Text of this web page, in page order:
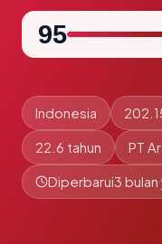
95
Indonesia
22.6 tahun PT
Diperbarui3 bulan